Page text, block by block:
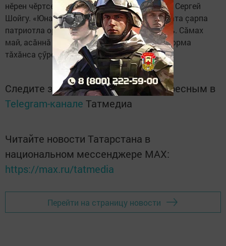
нӗрен чӗртсе яраканӗ РФ обо­рона министрӗ Сергей
Шойгу. «Юнармия» 5 пин ытла çамрăксен тата çарпа
патриотла организацие пӗрлештерсе тăрать. Сăмах
май, асăннă юхăма çӳрекенсем пӗр тӗрлӗ форма
тăхăнса çӳреççӗ.
Следите за самым важным и интересным в
Telegram-канале Татмедиа
Читайте новости Татарстана в
национальном мессенджере MАХ:
https://max.ru/tatmedia
Перейти на страницу новости